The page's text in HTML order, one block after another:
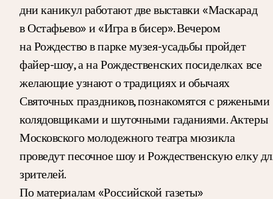
дни каникул работают две выставки «Маскарад
в Остафьево» и «Игра в бисер». Вечером
на Рождество в парке музея-усадьбы пройдет
файер-шоу, а на Рождественских посиделках все
желающие узнают о традициях и обычаях
Святочных праздников, познакомятся с ряжеными
колядовщиками и шуточными гаданиями. Актеры
Московского молодежного театра мюзикла
проведут песочное шоу и Рождественскую елку
зрителей.
По материалам «Российской газеты»